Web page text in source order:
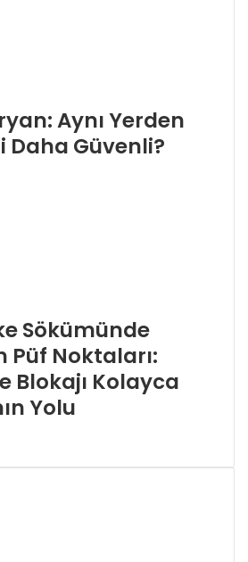
Aynı Yerden
Daha Güvenli?
Sökümünde
Püf Noktaları:
Blokajı Kolayca
Yolu